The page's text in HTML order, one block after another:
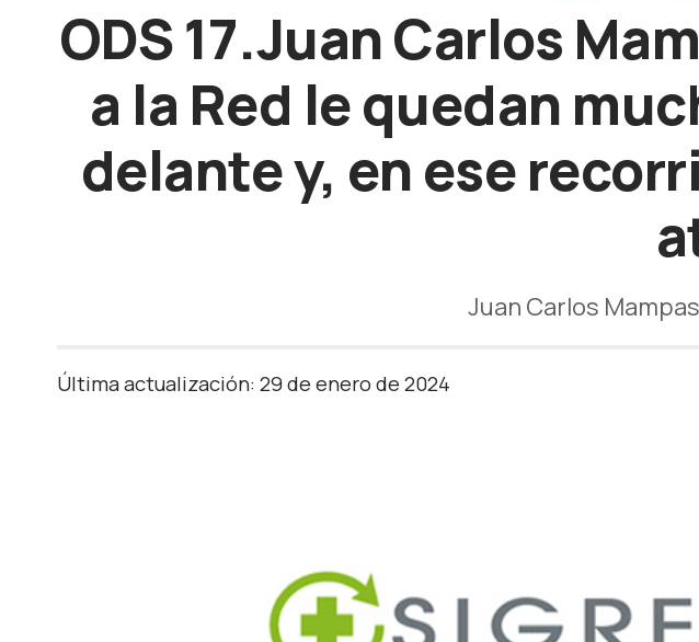
ODS 17.Juan Carlos
a la Red le quedan
delante y, en ese
Juan Carlos
Última actualización: 29 de enero de 2024